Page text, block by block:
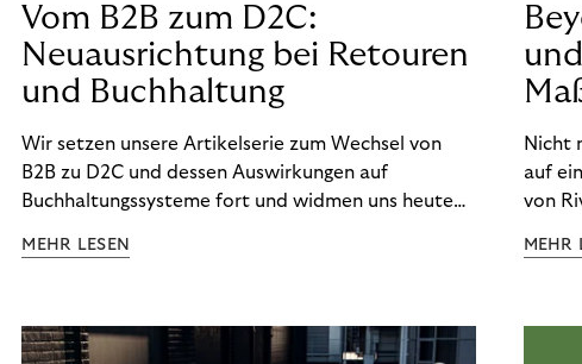
Vom B2B zum D2C:
Neuausrichtung bei Retouren
und Buchhaltung
Wir setzen unsere Artikelserie zum Wechsel von
B2B zu D2C und dessen Auswirkungen auf
Buchhaltungssysteme fort und widmen uns heute
im D2C-Bereich.
MEHR LESEN
Nicht
auf
von
MEHR